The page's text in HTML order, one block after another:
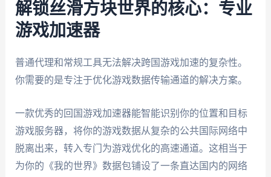
解锁丝滑方块世界的核心：专业
游戏加速器
普通代理和常规工具无法解决跨国游戏加速的复杂性。
你需要的是专注于优化游戏数据传输通道的解决方案。
一款优秀的回国游戏加速器能智能识别你的位置和目标
游戏服务器，将你的游戏数据从复杂的公共国际网络中
脱离出来，转入专门为游戏优化的高速通道。这相当于
为你的《我的世界》数据包铺设了一条直达国内的网络